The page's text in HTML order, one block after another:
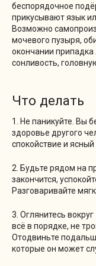
беспорядочное
прикусывают язык
Возможно
мочевого пузыря,
окончании
сонливость,
Что делать
1. Не паникуйте. Вы
здоровье другого
спокойствие и ясный
2. Будьте рядом на
закончится,
Разговаривайте
3. Оглянитесь
всё в порядке, не
Отодвиньте
которые он может